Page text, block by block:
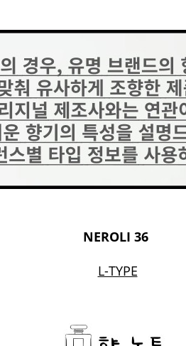
NEROLI 36
L-TYPE